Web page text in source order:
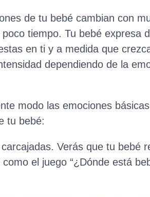
de tu bebé cambian con
tiempo. Tu bebé expresa
en ti y a medida que
dependiendo de la
modo las emociones
tu bebé:
Verás que tu bebé
el juego “¿Dónde está